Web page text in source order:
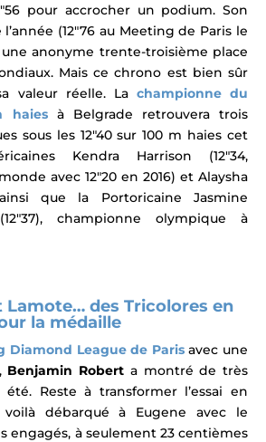
pour accrocher un podium. Son
(12″76 au Meeting de Paris le
une anonyme trente-troisième place
Mais ce chrono est bien sûr
valeur réelle. La championne du
haiesà Belgrade retrouvera trois
sous les 12″40 sur 100 m haies cet
Kendra Harrison (12″34,
avec 12″20 en 2016) et Alaysha
ainsi que la Portoricaine Jasmine
championne olympique à
Lamote… des Tricolores en
la médaille
Diamond League de Parisavec une
Benjamin Robert a montré de très
été. Reste à transformer l’essai en
voilà débarqué à Eugene avec le
engagés, à seulement 23 centièmes